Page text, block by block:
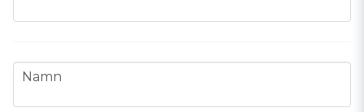
name
Namn